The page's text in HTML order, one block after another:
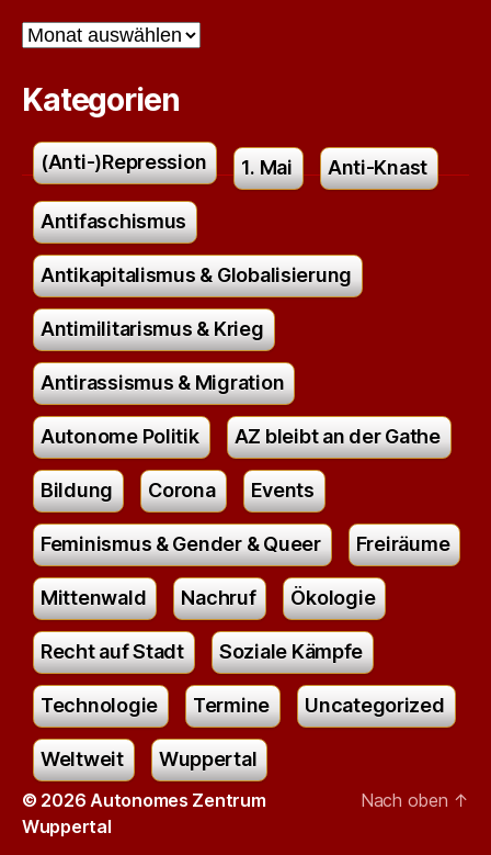
Archiv
Kategorien
(Anti-)Repression 1. Mai Anti-Knast
Antifaschismus
Antikapitalismus & Globalisierung
Antimilitarismus & Krieg
Antirassismus & Migration
Autonome Politik AZ bleibt an der Gathe
Bildung Corona Events
Feminismus & Gender & Queer Freiräume
Mittenwald Nachruf Ökologie
Recht auf Stadt Soziale Kämpfe
Technologie Termine Uncategorized
Weltweit Wuppertal
© 2026 Autonomes Zentrum
Wuppertal
Nach oben ↑